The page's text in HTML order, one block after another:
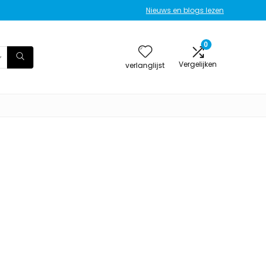
Nieuws en blogs lezen
verlanglijst
0
Vergelijken